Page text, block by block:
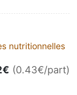
nutritionnelles
€ (0.43€/part)